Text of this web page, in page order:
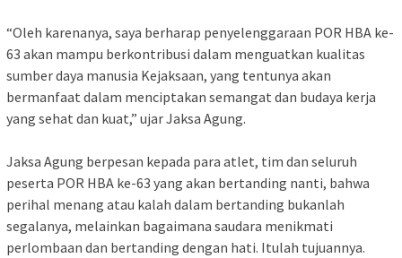
“Oleh karenanya, saya berharap penyelenggaraan POR HBA ke-
63 akan mampu berkontribusi dalam menguatkan kualitas
sumber daya manusia Kejaksaan, yang tentunya akan
bermanfaat dalam menciptakan semangat dan budaya kerja
yang sehat dan kuat,” ujar Jaksa Agung.
Jaksa Agung berpesan kepada para atlet, tim dan seluruh
peserta POR HBA ke-63 yang akan bertanding nanti, bahwa
perihal menang atau kalah dalam bertanding bukanlah
segalanya, melainkan bagaimana saudara menikmati
perlombaan dan bertanding dengan hati. Itulah tujuannya.